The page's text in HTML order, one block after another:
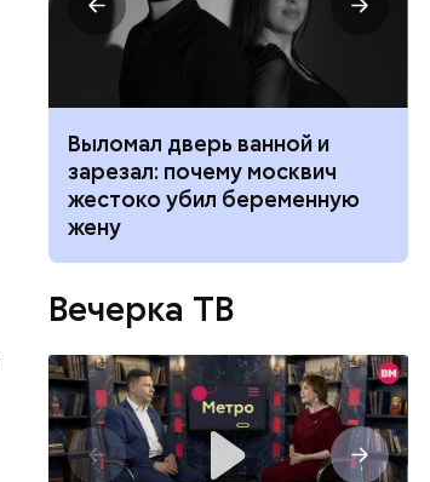
Выломал дверь ванной и
зарезал: почему москвич
жестоко убил беременную
жену
Вечерка ТВ